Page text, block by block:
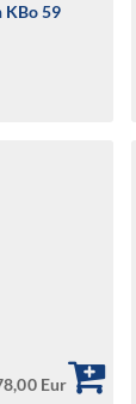
KBo 59
Eur